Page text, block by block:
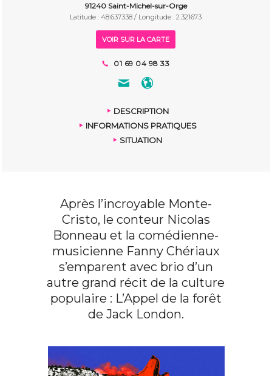
91240 Saint-Michel-sur-Orge
Latitude : 48.637338 / Longitude : 2.321673
VOIR SUR LA CARTE
01 69 04 98 33
DESCRIPTION
INFORMATIONS PRATIQUES
SITUATION
Après l’incroyable Monte-
Cristo, le conteur Nicolas
Bonneau et la comédienne-
musicienne Fanny Chériaux
s’emparent avec brio d’un
autre grand récit de la culture
populaire : L’Appel de la forêt
de Jack London.